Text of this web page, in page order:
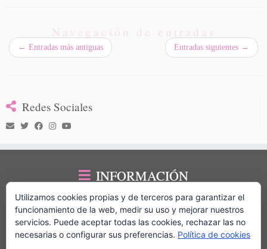
Navegación de entradas
← Entradas más antiguas Entradas siguientes →
Redes Sociales
INFORMACIÓN
Privacidad de datos
Política de cookies
Más información sobre las cookies
Franquicias
Utilizamos cookies propias y de terceros para garantizar el
funcionamiento de la web, medir su uso y mejorar nuestros
servicios. Puede aceptar todas las cookies, rechazar las no
necesarias o configurar sus preferencias. Política de cookies